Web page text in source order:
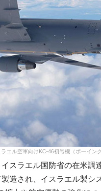
ラエル空軍向けKC-46初号機（ボーイン
スラエル国防省の在米調
造され、イスラエル製シ